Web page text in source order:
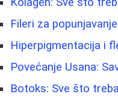
Fileri za
Hiperpigmentacija i
Povećanje Usana:
Botoks: Sve što